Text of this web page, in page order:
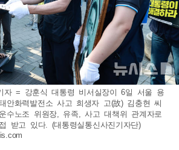
자 = 강훈식 대통령 비서실장이 6일 서울 용
안화력발전소 사고 희생자 고(故) 김충현 씨
수노조 위원장, 유족, 사고 대책위 관계자로
받고 있다. (대통령실통신사진기자단)